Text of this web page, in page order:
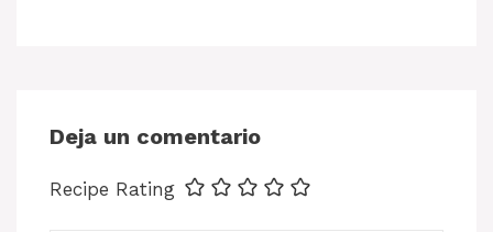
Deja un comentario
Recipe Rating